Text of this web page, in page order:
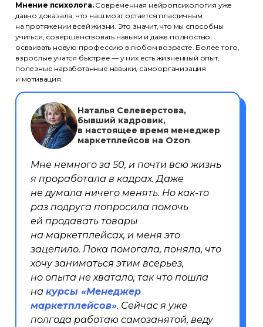
Мнение психолога.Современная нейропсихология уже
давно доказала, что наш мозг остается пластичным
на протяжении всей жизни. Это значит, что мы способны
учиться, совершенствовать навыки и даже полностью
осваивать новую профессию в любом возрасте. Более того,
взрослые учатся быстрее — у них есть жизненный опыт,
полезные наработанные навыки, самоорганизация
и мотивация.
Наталья Селеверстова,
бывший кадровик,
в настоящее время менеджер
маркетплейсов на Ozon
Мне немного за 50, и почти всю жизнь
я проработала в кадрах. Даже
не думала ничего менять. Но как-то
раз подруга попросила помочь
ей продавать товары
на маркетплейсах, и меня это
зацепило. Пока помогала, поняла, что
хочу заниматься этим всерьез,
но опыта не хватало, так что пошла
на курсы «Менеджер
маркетплейсов». Сейчас я уже
полгода работаю самозанятой, веду